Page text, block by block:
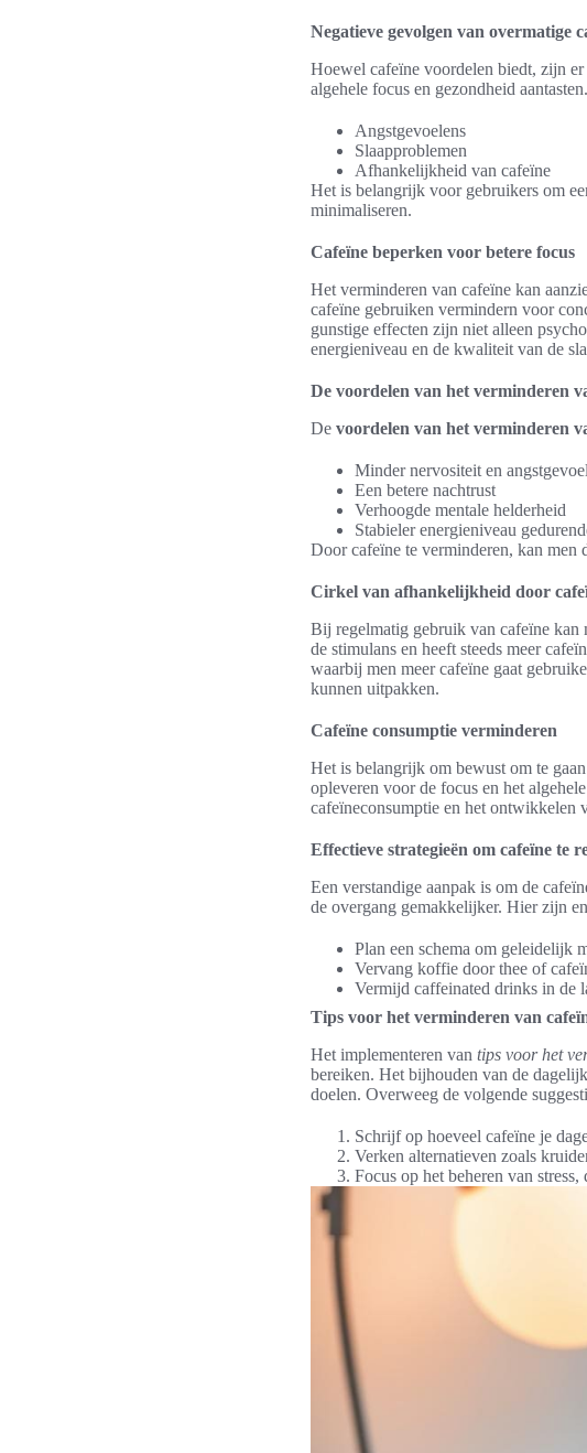
Negatieve gevolgen van overmatige
Hoewel cafeïne voordelen biedt, zijn
algehele focus en gezondheid
Angstgevoelens
Slaapproblemen
Afhankelijkheid van cafeïne
Het is belangrijk voor gebruikers om
minimaliseren.
Cafeïne beperken voor betere focus
Het verminderen van cafeïne kan
cafeïne gebruiken vermindern voor
gunstige effecten zijn niet alleen
energieniveau en de kwaliteit van de
De voordelen van het verminderen
De voordelen van het verminderen
Minder nervositeit en
Een betere nachtrust
Verhoogde mentale helderheid
Stabieler energieniveau
Door cafeïne te verminderen, kan men
Cirkel van afhankelijkheid door
Bij regelmatig gebruik van cafeïne kan
de stimulans en heeft steeds meer
waarbij men meer cafeïne gaat
kunnen uitpakken.
Cafeïne consumptie verminderen
Het is belangrijk om bewust om te
opleveren voor de focus en het
cafeïneconsumptie en het ontwikkelen
Effectieve strategieën om cafeïne te
Een verstandige aanpak is om de
de overgang gemakkelijker. Hier zijn
Plan een schema om geleidelijk
Vervang koffie door thee of
Vermijd caffeinated drinks in de
Tips voor het verminderen van
Het implementeren van tips voor het
bereiken. Het bijhouden van de
doelen. Overweeg de volgende
Schrijf op hoeveel cafeïne je
Verken alternatieven zoals
Focus op het beheren van